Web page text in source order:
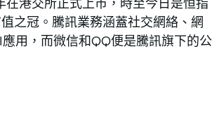
港交所正式上市，時至今日是恒指
之冠。騰訊業務涵蓋社交網絡、網
用，而微信和QQ便是騰訊旗下的公